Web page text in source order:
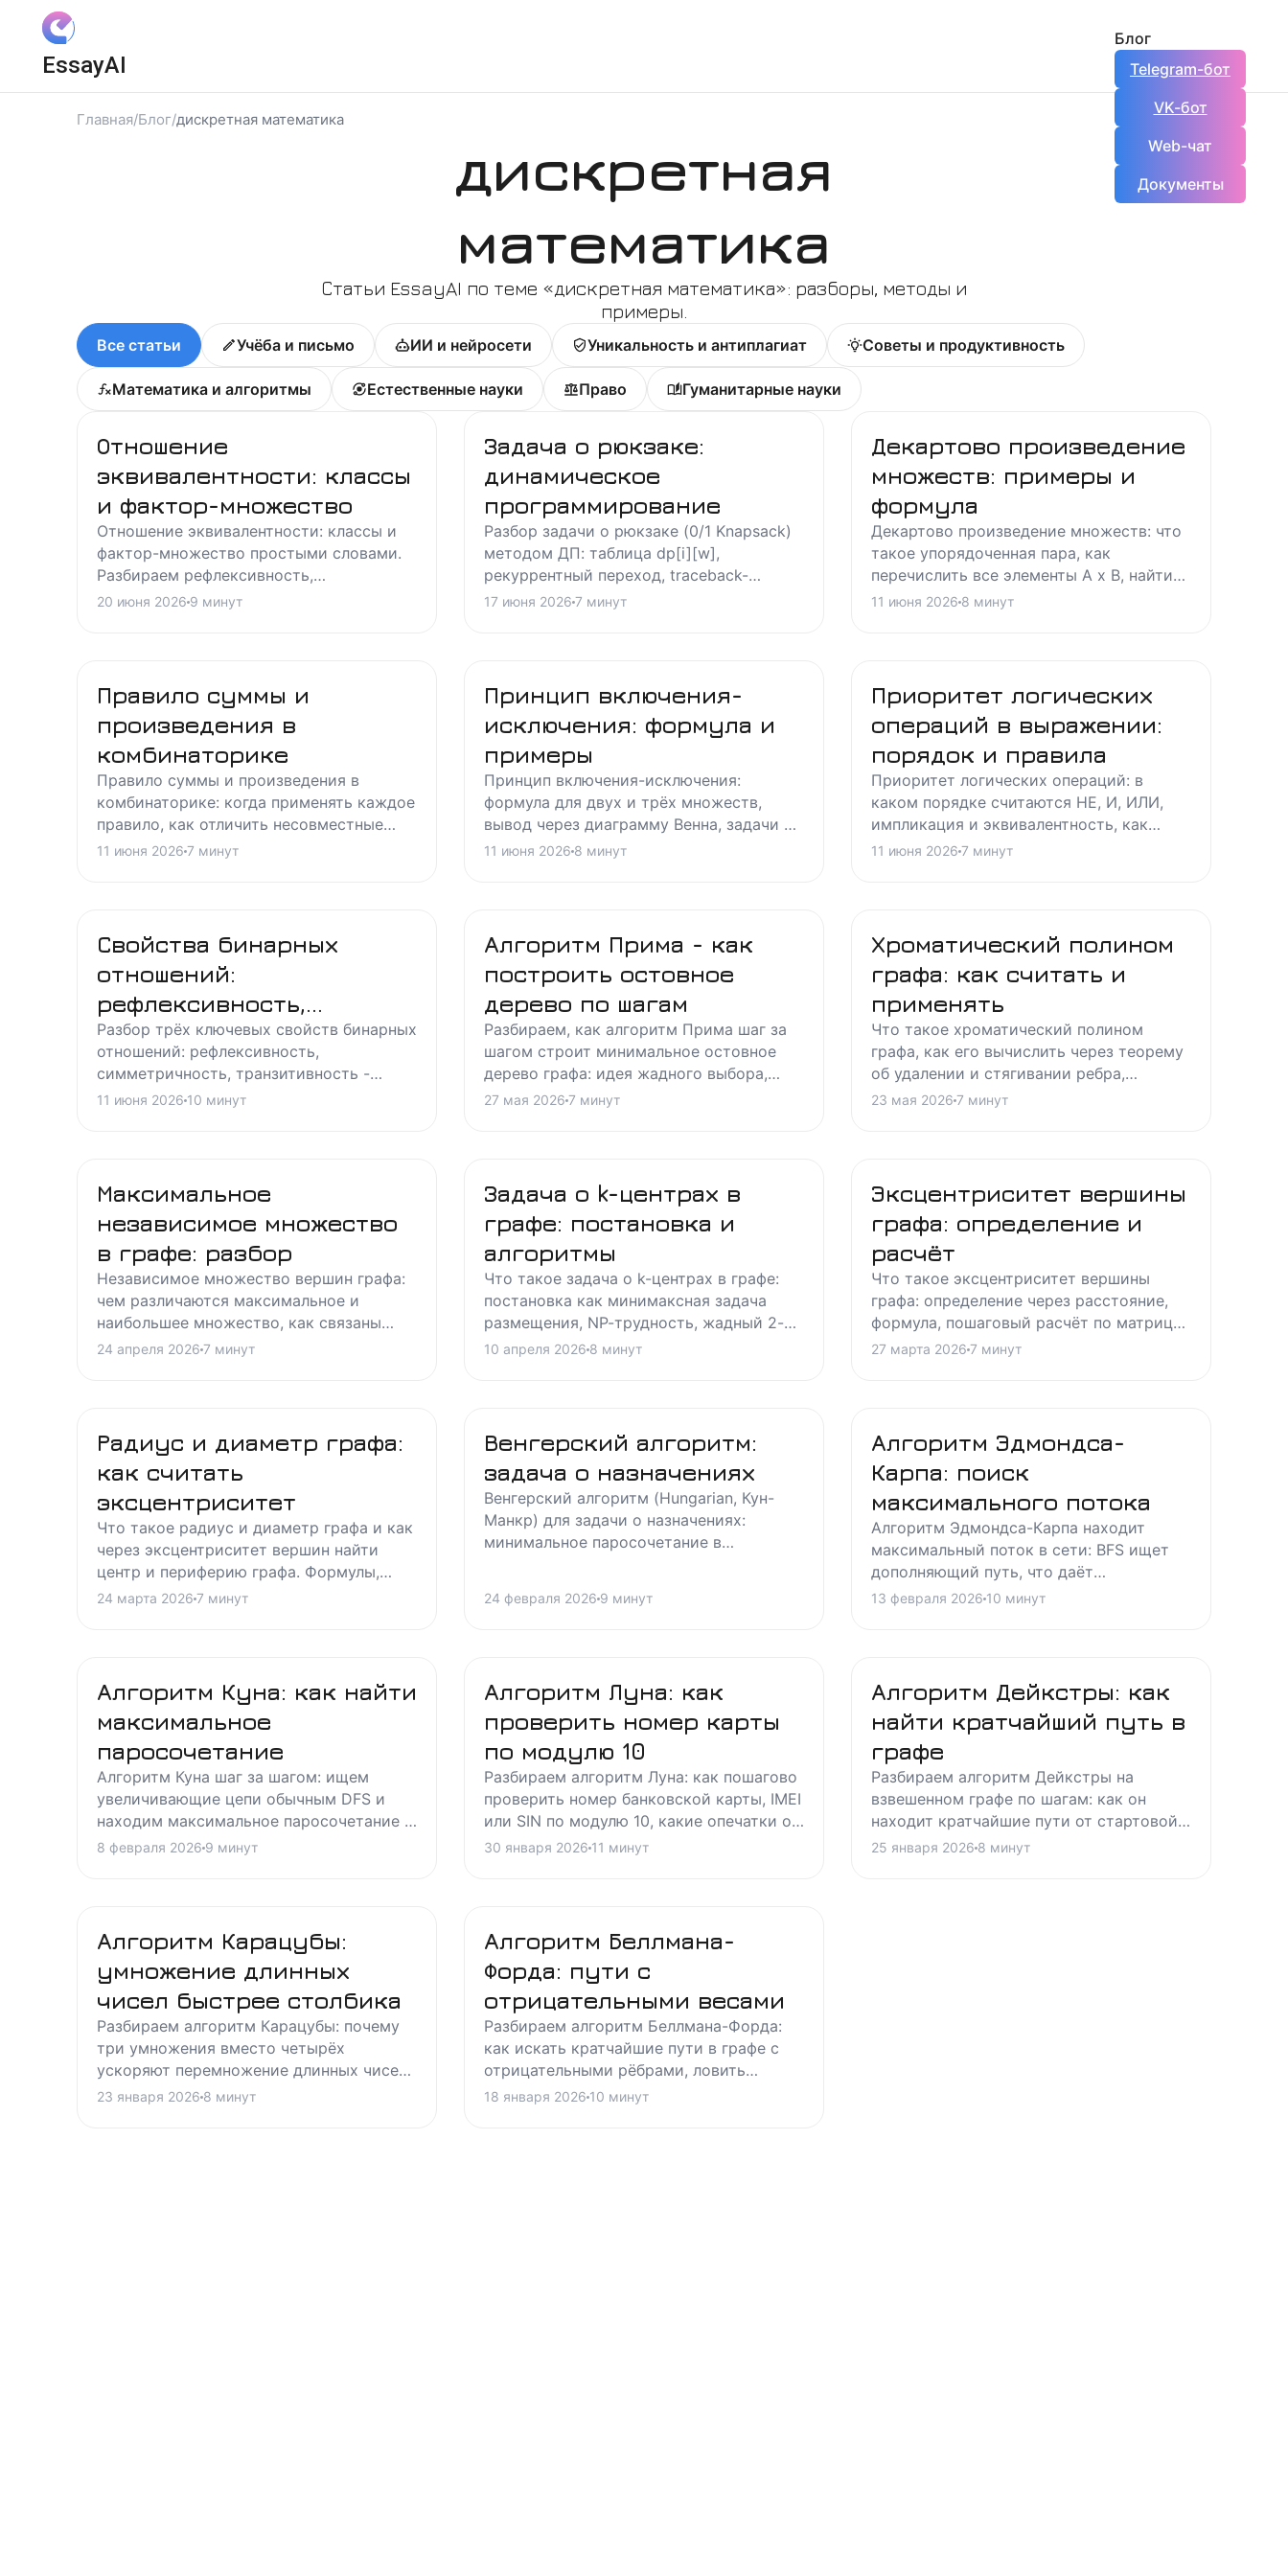
EssayAI
Блог
Telegram-бот
VK-бот
Web-чат
Документы
Главная/Блог/дискретная математика
дискретная
математика
Статьи EssayAI по теме «дискретная математика»: разборы, методы и
примеры.
Все статьи Учёба и письмо ИИ и нейросети Уникальность и антиплагиат Советы и продуктивность
Математика и алгоритмы Естественные науки Право Гуманитарные науки
Отношение
эквивалентности: классы
и фактор-множество
Отношение эквивалентности: классы и
фактор-множество простыми словами.
Разбираем рефлексивность,
симметричность и транзитивность,
20 июня 2026 9 минут
Задача о рюкзаке:
динамическое
программирование
Разбор задачи о рюкзаке (0/1 Knapsack)
методом ДП: таблица dp[i][w],
рекуррентный переход, traceback-
восстановление набора. Пошаговые
17 июня 2026 7 минут
Декартово произведение
множеств: примеры и
формула
Декартово произведение множеств: что
такое упорядоченная пара, как
перечислить все элементы A x B, найти
мощность и применить к координатной
11 июня 2026 8 минут
Правило суммы и
произведения в
комбинаторике
Правило суммы и произведения в
комбинаторике: когда применять каждое
правило, как отличить несовместные
события от независимых выборов,
11 июня 2026 7 минут
Принцип включения-
исключения: формула и
примеры
Принцип включения-исключения:
формула для двух и трёх множеств,
вывод через диаграмму Венна, задачи на
делимость и вероятность, частые
11 июня 2026 8 минут
Приоритет логических
операций в выражении:
порядок и правила
Приоритет логических операций: в
каком порядке считаются НЕ, И, ИЛИ,
импликация и эквивалентность, как
расставлять скобки в выражении,
11 июня 2026 7 минут
Свойства бинарных
отношений:
рефлексивность,
симметричность
Разбор трёх ключевых свойств бинарных
отношений: рефлексивность,
симметричность, транзитивность -
определения, матрицы, графы и типы
11 июня 2026 10 минут
Алгоритм Прима - как
построить остовное
дерево по шагам
Разбираем, как алгоритм Прима шаг за
шагом строит минимальное остовное
дерево графа: идея жадного выбора,
лемма о разрезе и трассировка на
27 мая 2026 7 минут
Хроматический полином
графа: как считать и
применять
Что такое хроматический полином
графа, как его вычислить через теорему
об удалении и стягивании ребра,
свойства коэффициентов и связь с
23 мая 2026 7 минут
Максимальное
независимое множество
в графе: разбор
Независимое множество вершин графа:
чем различаются максимальное и
наибольшее множество, как связаны
число независимости и вершинное
24 апреля 2026 7 минут
Задача о k-центрах в
графе: постановка и
алгоритмы
Что такое задача о k-центрах в графе:
постановка как минимаксная задача
размещения, NP-трудность, жадный 2-
приближённый алгоритм Гонзалеса и
10 апреля 2026 8 минут
Эксцентриситет вершины
графа: определение и
расчёт
Что такое эксцентриситет вершины
графа: определение через расстояние,
формула, пошаговый расчёт по матрице
кратчайших путей, свойства и связь с
27 марта 2026 7 минут
Радиус и диаметр графа:
как считать
эксцентриситет
Что такое радиус и диаметр графа и как
через эксцентриситет вершин найти
центр и периферию графа. Формулы,
пошаговый пример и связь с
24 марта 2026 7 минут
Венгерский алгоритм:
задача о назначениях
Венгерский алгоритм (Hungarian, Кун-
Манкр) для задачи о назначениях:
минимальное паросочетание в
методами.
24 февраля 2026 9 минут
Алгоритм Эдмондса-
Карпа: поиск
максимального потока
Алгоритм Эдмондса-Карпа находит
максимальный поток в сети: BFS ищет
дополняющий путь, что даёт
полиномиальную сложность. Разбираем
13 февраля 2026 10 минут
Алгоритм Куна: как найти
максимальное
паросочетание
Алгоритм Куна шаг за шагом: ищем
увеличивающие цепи обычным DFS и
находим максимальное паросочетание в
двудольном графе за O(V·E), с разбором
8 февраля 2026 9 минут
Алгоритм Луна: как
проверить номер карты
по модулю 10
Разбираем алгоритм Луна: как пошагово
проверить номер банковской карты, IMEI
или SIN по модулю 10, какие опечатки он
ловит, а какие пропускает, и чем
30 января 2026 11 минут
Алгоритм Дейкстры: как
найти кратчайший путь в
графе
Разбираем алгоритм Дейкстры на
взвешенном графе по шагам: как он
находит кратчайшие пути от стартовой
вершины и почему ломается на ребрах с
25 января 2026 8 минут
Алгоритм Карацубы:
умножение длинных
чисел быстрее столбика
Разбираем алгоритм Карацубы: почему
три умножения вместо четырёх
ускоряют перемножение длинных чисел,
как выглядит рекуррентность и зачем
23 января 2026 8 минут
Алгоритм Беллмана-
Форда: пути с
отрицательными весами
Разбираем алгоритм Беллмана-Форда:
как искать кратчайшие пути в графе с
отрицательными рёбрами, ловить
отрицательные циклы и чем он
18 января 2026 10 минут
Войти с Яндекс ID